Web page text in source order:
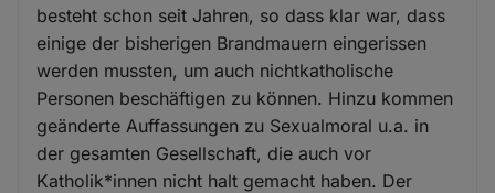
besteht schon seit Jahren, so dass klar war, dass
einige der bisherigen Brandmauern eingerissen
werden mussten, um auch nichtkatholische
Personen beschäftigen zu können. Hinzu kommen
geänderte Auffassungen zu Sexualmoral u.a. in
der gesamten Gesellschaft, die auch vor
Katholik*innen nicht halt gemacht haben. Der